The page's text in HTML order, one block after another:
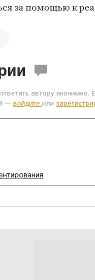
за помощью к
автору анонимно.
— войдите или